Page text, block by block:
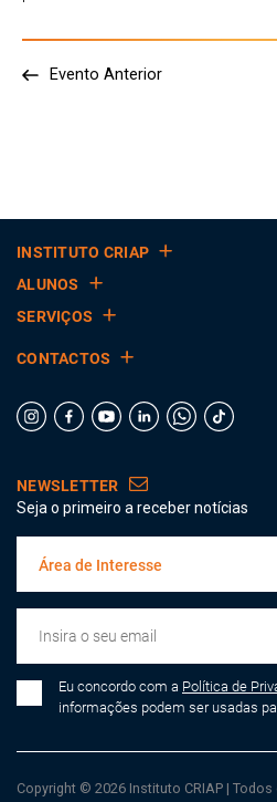
Evento Anterior
INSTITUTO CRIAP
ALUNOS
SERVIÇOS
CONTACTOS
NEWSLETTER
Seja o primeiro a receber notícias
Área de Interesse
Eu concordo com a Política de
informações podem ser usadas
Copyright © 2026 Instituto CRIAP | Todos